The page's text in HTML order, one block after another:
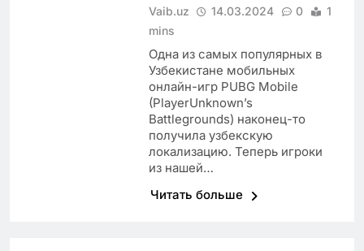
Vaib.uz 14.03.2024 0
1
mins
Одна из самых популярных в
Узбекистане мобильных
онлайн-игр PUBG Mobile
(PlayerUnknown’s
Battlegrounds) наконец-то
получила узбекскую
локализацию. Теперь игроки
из нашей…
Читать больше